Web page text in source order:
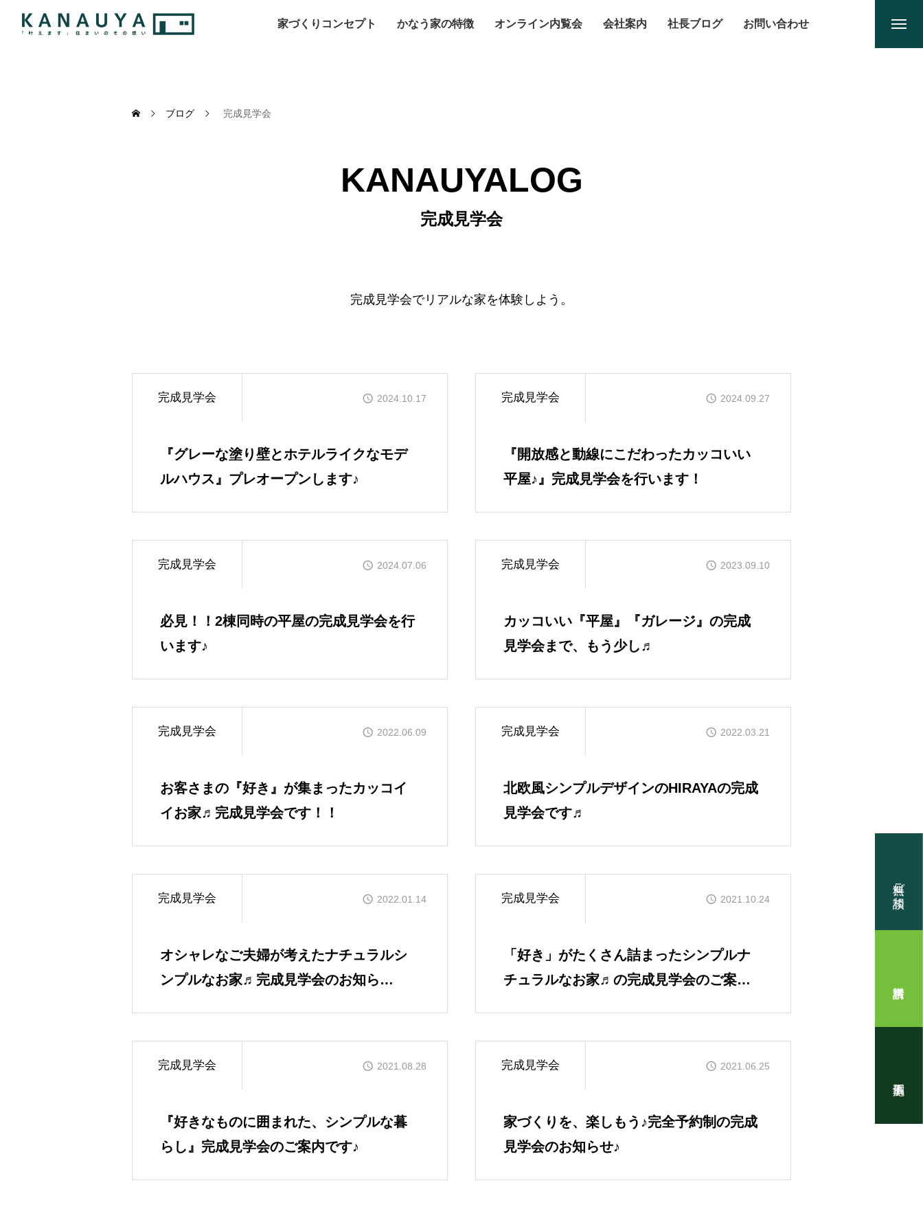
家づくりコンセプト かなう家の特徴 オンライン内覧会 会社案内 社長ブログ お問い合わせ
OUR FIVE ADVANTAGES
かなう家が選ばれる5つの理由
WORKS
GALLERY
かなう家が設計施工した住まいの写真
COMPANY
株式会社かなう家の紹介
スタッフ紹介
BLOG
無料ご相談
ブログ 完成見学会
KANAUYALOG
完成見学会
完成見学会でリアルな家を体験しよう。
完成見学会 2024.10.17
『グレーな塗り壁とホテルライクなモデ
ルハウス』プレオープンします♪
完成見学会 2024.09.27
『開放感と動線にこだわったカッコいい
平屋♪』完成見学会を行います！
完成見学会 2024.07.06
必見！！2棟同時の平屋の完成見学会を行
います♪
完成見学会 2023.09.10
カッコいい『平屋』『ガレージ』の完成
見学会まで、もう少し♬
完成見学会 2022.06.09
お客さまの『好き』が集まったカッコイ
イお家♬完成見学会です！！
完成見学会 2022.03.21
北欧風シンプルデザインのHIRAYAの完成
見学会です♬
完成見学会 2022.01.14
オシャレなご夫婦が考えたナチュラルシ
ンプルなお家♬完成見学会のお知ら
完成見学会 2021.10.24
「好き」がたくさん詰まったシンプルナ
チュラルなお家♬の完成見学会のご案内
完成見学会 2021.08.28
『好きなものに囲まれた、シンプルな暮
らし』完成見学会のご案内です♪
完成見学会 2021.06.25
家づくりを、楽しもう♪完全予約制の完成
見学会のお知らせ♪